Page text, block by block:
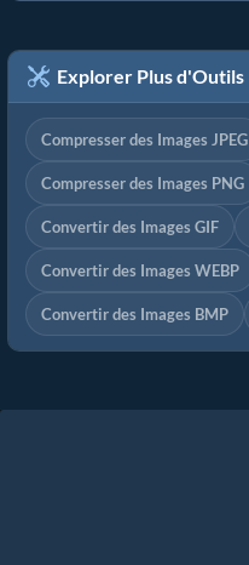
Explorer Plus d'Outils
Compresser des Images JPEG
Compresser des Images PNG
Convertir des Images GIF
Convertir des Images WEBP
Convertir des Images BMP